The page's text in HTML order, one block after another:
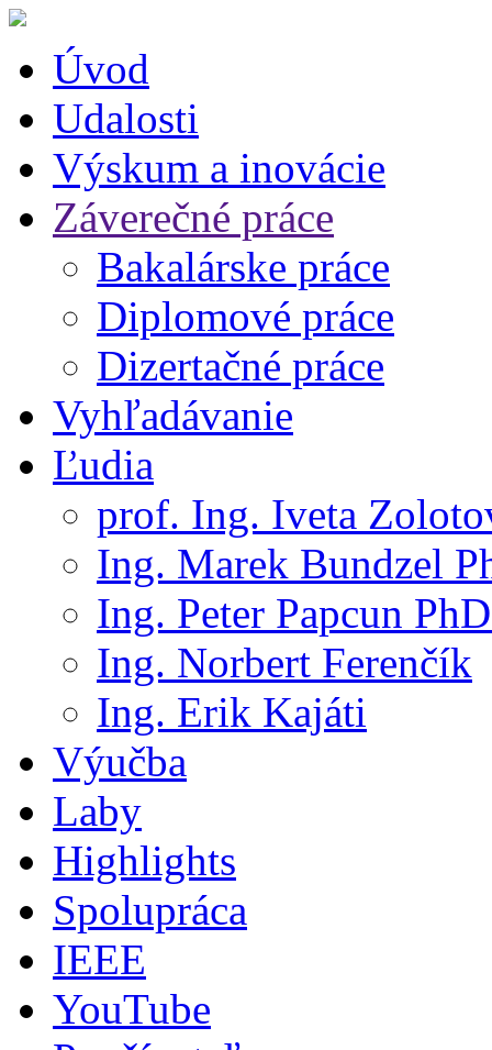
Úvod
Udalosti
Výskum a inovácie
Záverečné práce
Bakalárske práce
Diplomové práce
Dizertačné práce
Vyhľadávanie
Ľudia
prof. Ing. Iveta
Ing. Marek Bundzel
Ing. Peter Papcun
Ing. Norbert Ferenčík
Ing. Erik Kajáti
Výučba
Laby
Highlights
Spolupráca
IEEE
YouTube